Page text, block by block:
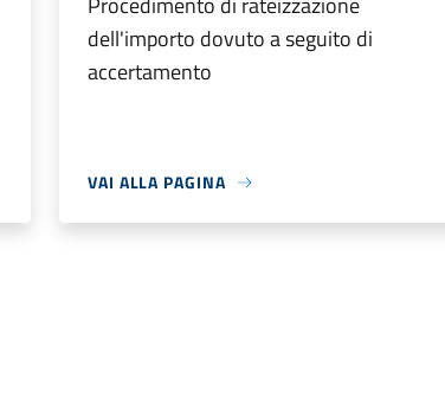
dell'importo dovuto a seguito di
accertamento
VAI ALLA PAGINA